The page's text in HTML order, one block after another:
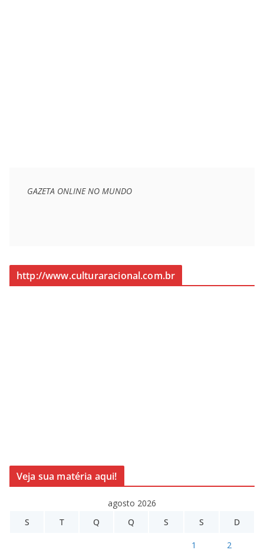
GAZETA ONLINE NO MUNDO
http://www.culturaracional.com.br
Veja sua matéria aqui!
agosto 2026
S
T Q Q S S D
1 2